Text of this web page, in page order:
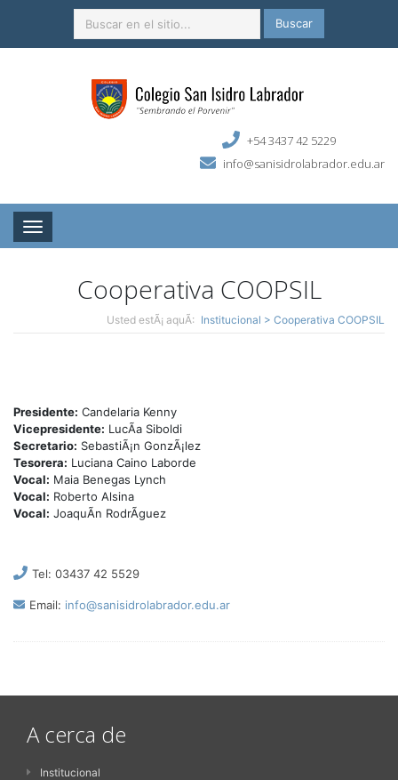
Buscar
+54 3437 42 5229
info@sanisidrolabrador.edu.ar
Toggle navigation
Cooperativa COOPSIL
Usted estÃ¡ aquÃ­: Institucional > Cooperativa COOPSIL
Presidente: Candelaria Kenny
Vicepresidente: LucÃ­a Siboldi
Secretario: SebastiÃ¡n GonzÃ¡lez
Tesorera: Luciana Caino Laborde
Vocal: Maia Benegas Lynch
Vocal: Roberto Alsina
Vocal: JoaquÃ­n RodrÃ­guez
Tel: 03437 42 5529
Email: info@sanisidrolabrador.edu.ar
A cerca de
Institucional